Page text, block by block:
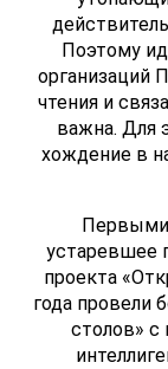
Поэтому
организаций
чтения и
важна. Для
хождение в
Первыми
устаревшее
проекта
года провели
столов»